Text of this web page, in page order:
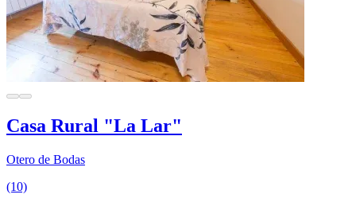
Casa Rural "La Lar"
Otero de Bodas
(10)